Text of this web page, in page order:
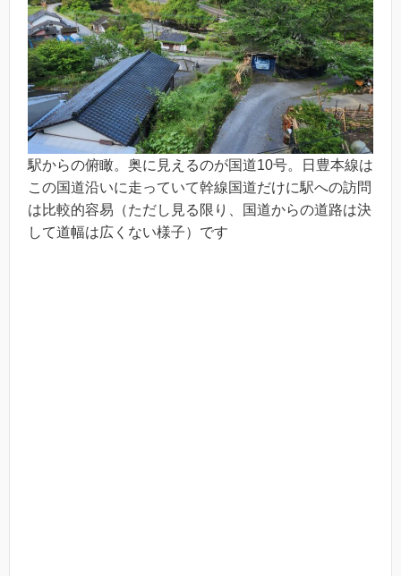
駅からの俯瞰。奥に見えるのが国道10号。日豊本線は
この国道沿いに走っていて幹線国道だけに駅への訪問
は比較的容易（ただし見る限り、国道からの道路は決
して道幅は広くない様子）です